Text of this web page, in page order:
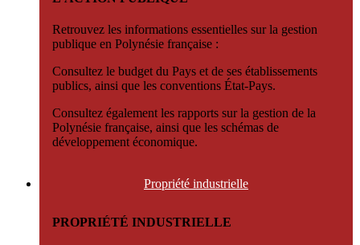
Retrouvez les informations essentielles sur la gestion
publique en Polynésie française :
Consultez le budget du Pays et de ses établissements
publics, ainsi que les conventions État-Pays.
Consultez également les rapports sur la gestion de la
Polynésie française, ainsi que les schémas de
développement économique.
Propriété industrielle
PROPRIÉTÉ INDUSTRIELLE